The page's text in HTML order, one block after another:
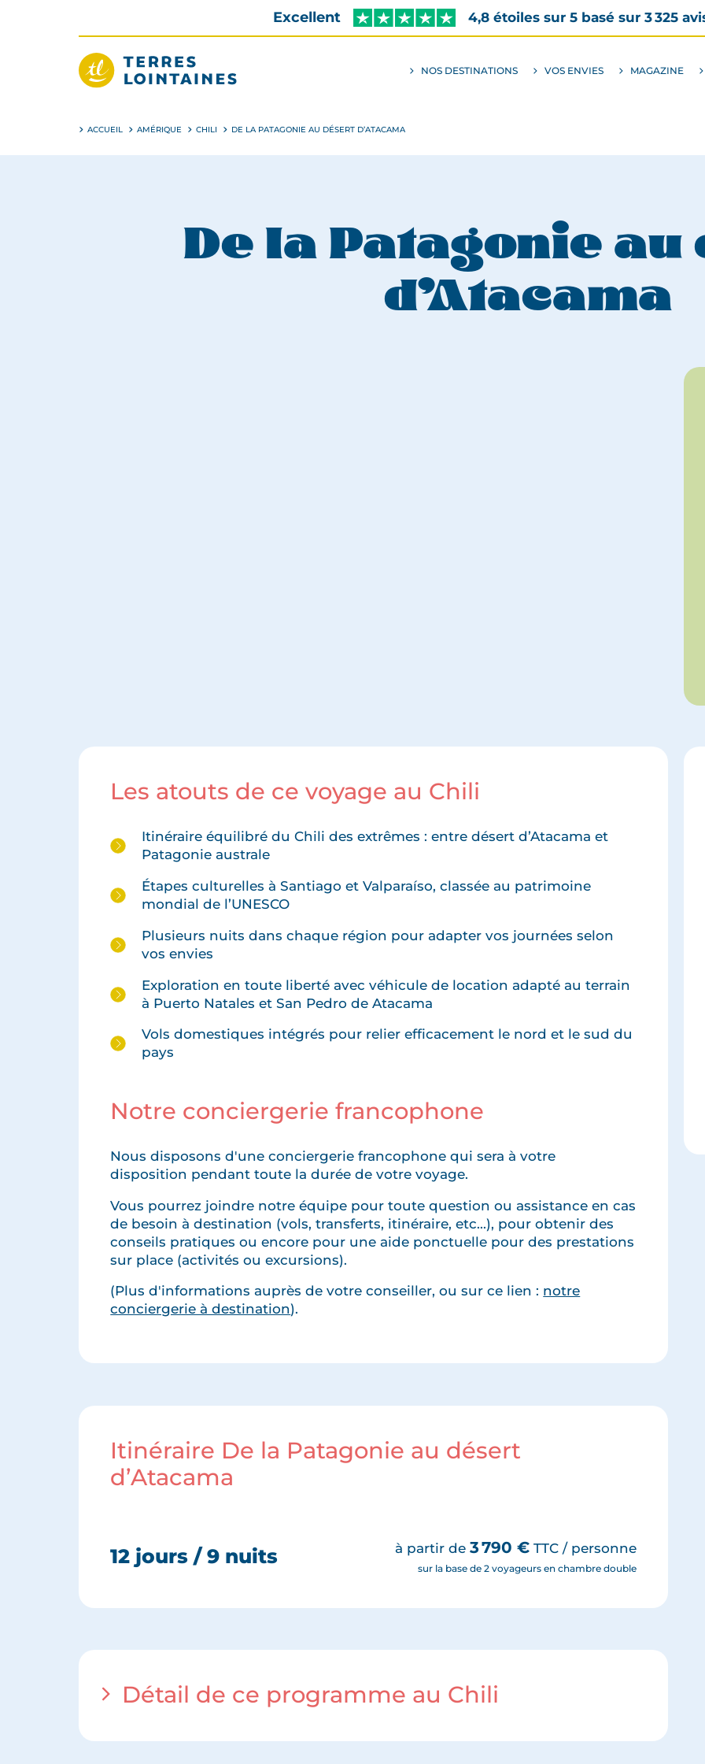
contenu
Excellent 4,8 étoiles sur 5 basé sur 3 325
NOS DESTINATIONS
ALLER
VOS ENVIES MAGAZINE
ACCUEIL AMÉRIQUE CHILI DE LA PATAGONIE AU DÉSERT D’ATACAMA
De la Patagonie au
d’Atacama
Les atouts de ce voyage au Chili
Itinéraire équilibré du Chili des extrêmes : entre désert d’Atacama et
Patagonie australe
Étapes culturelles à Santiago et Valparaíso, classée au patrimoine
mondial de l’UNESCO
Plusieurs nuits dans chaque région pour adapter vos journées selon
vos envies
Exploration en toute liberté avec véhicule de location adapté au terrain
à Puerto Natales et San Pedro de Atacama
Vols domestiques intégrés pour relier efficacement le nord et le sud du
pays
Notre conciergerie francophone
Nous disposons d'une conciergerie francophone qui sera à votre
disposition pendant toute la durée de votre voyage.
Vous pourrez joindre notre équipe pour toute question ou assistance en cas
de besoin à destination (vols, transferts, itinéraire, etc...), pour obtenir des
conseils pratiques ou encore pour une aide ponctuelle pour des prestations
sur place (activités ou excursions).
(Plus d'informations auprès de votre conseiller, ou sur ce lien : notre
conciergerie à destination).
Itinéraire De la Patagonie au désert
d’Atacama
12 jours / 9 nuits à partir de3 790€ TTC / personne
sur la base de 2 voyageurs en chambre double
Détail de ce programme au Chili